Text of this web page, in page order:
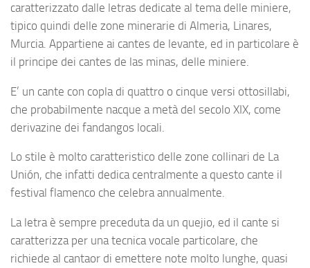
caratterizzato dalle letras dedicate al tema delle miniere,
tipico quindi delle zone minerarie di Almeria, Linares,
Murcia. Appartiene ai cantes de levante, ed in particolare è
il principe dei cantes de las minas, delle miniere.
E’ un cante con copla di quattro o cinque versi ottosillabi,
che probabilmente nacque a metà del secolo XIX, come
derivazine dei fandangos locali.
Lo stile è molto caratteristico delle zone collinari de La
Unión, che infatti dedica centralmente a questo cante il
festival flamenco che celebra annualmente.
La letra è sempre preceduta da un quejio, ed il cante si
caratterizza per una tecnica vocale particolare, che
richiede al cantaor di emettere note molto lunghe, quasi